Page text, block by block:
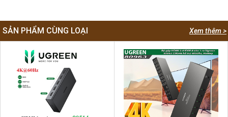
Xem thêm >
SẢN PHẨM CÙNG LOẠI